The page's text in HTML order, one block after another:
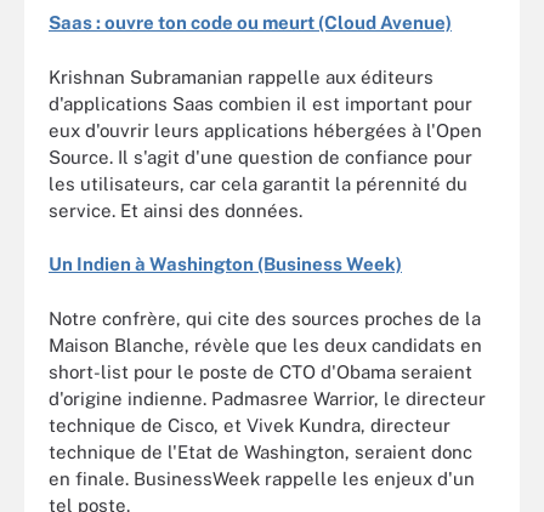
Saas : ouvre ton code ou meurt (Cloud Avenue)
Krishnan Subramanian rappelle aux éditeurs
d'applications Saas combien il est important pour
eux d'ouvrir leurs applications hébergées à l'Open
Source. Il s'agit d'une question de confiance pour
les utilisateurs, car cela garantit la pérennité du
service. Et ainsi des données.
Un Indien à Washington (Business Week)
Notre confrère, qui cite des sources proches de la
Maison Blanche, révèle que les deux candidats en
short-list pour le poste de CTO d'Obama seraient
d'origine indienne. Padmasree Warrior, le directeur
technique de Cisco, et Vivek Kundra, directeur
technique de l'Etat de Washington, seraient donc
en finale. BusinessWeek rappelle les enjeux d'un
tel poste.